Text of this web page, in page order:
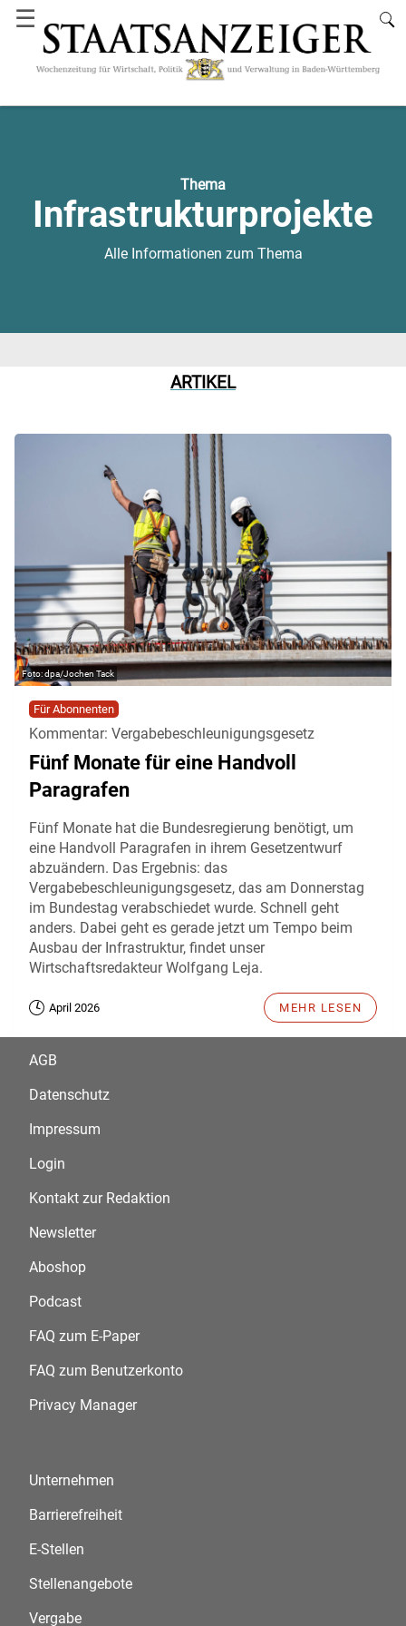
☰
Thema
Infrastrukturprojekte
Alle Informationen zum Thema
ARTIKEL
dpa/Jochen Tack
Für Abonnenten
Kommentar: Vergabebeschleunigungsgesetz
Fünf Monate für eine Handvoll
Paragrafen
Fünf Monate hat die Bundesregierung benötigt, um
eine Handvoll Paragrafen in ihrem Gesetzentwurf
abzuändern. Das Ergebnis: das
Vergabebeschleunigungsgesetz, das am Donnerstag
im Bundestag verabschiedet wurde. Schnell geht
anders. Dabei geht es gerade jetzt um Tempo beim
Ausbau der Infrastruktur, findet unser
Wirtschaftsredakteur Wolfgang Leja.
April 2026 MEHR LESEN
AGB
Datenschutz
Impressum
Login
Kontakt zur Redaktion
Newsletter
Aboshop
Podcast
FAQ zum E-Paper
FAQ zum Benutzerkonto
Privacy Manager
Unternehmen
Barrierefreiheit
E-Stellen
Stellenangebote
Vergabe